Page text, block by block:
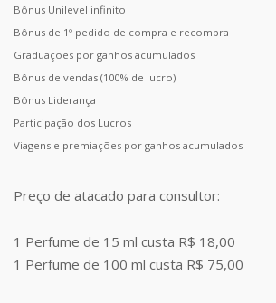
Bônus Unilevel infinito
Bônus de 1º pedido de compra e recompra
Graduações por ganhos acumulados
Bônus de vendas (100% de lucro)
Bônus Liderança
Participação dos Lucros
Viagens e premiações por ganhos acumulados
Preço de atacado para consultor:
1 Perfume de 15 ml custa R$ 18,00
1 Perfume de 100 ml custa R$ 75,00